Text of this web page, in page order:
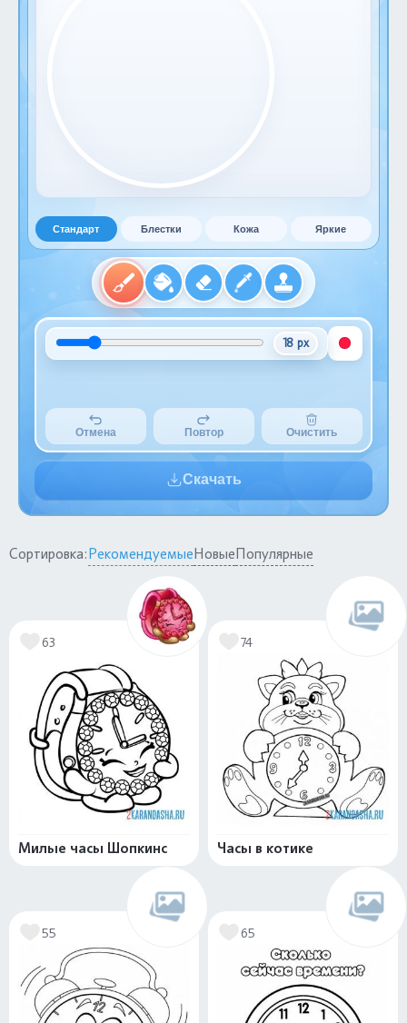
Стандарт Блестки Кожа Яркие
18 px
Отмена Повтор Очистить
Скачать
Сортировка:РекомендуемыеНовыеПопулярные
63
Милые часы Шопкинс
74
Часы в котике
55 65